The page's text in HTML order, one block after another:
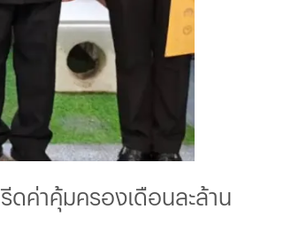
ค่าคุ้มครองเดือนละล้าน